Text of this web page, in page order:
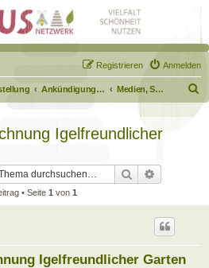
Anmelden
Registrieren
Ankündigungen & Fragen zum Forum Medien, Schilder, Downloads
u
Igelfreundlicher
Suche
• Seite 1 von 1
Igelfreundlicher Garten